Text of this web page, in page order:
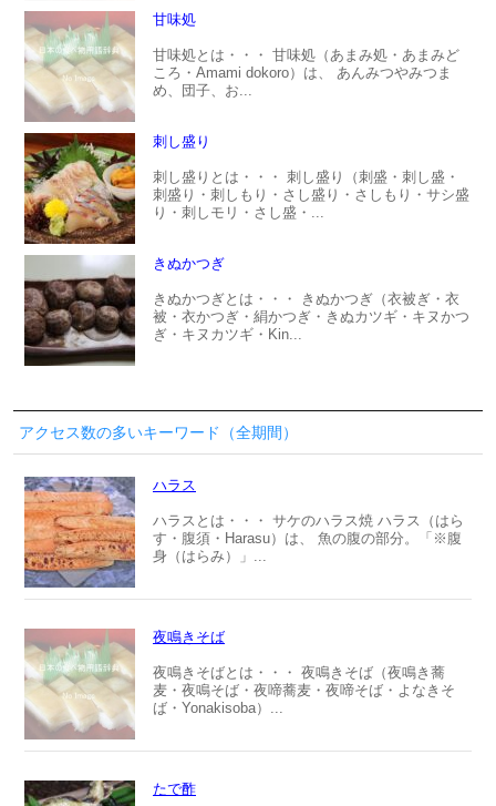
甘味処
甘味処とは・・・ 甘味処（あまみ処・あまみど
ころ・Amami dokoro）は、 あんみつやみつま
め、団子、お...
刺し盛り
刺し盛りとは・・・ 刺し盛り（刺盛・刺し盛・
刺盛り・刺しもり・さし盛り・さしもり・サシ盛
り・刺しモリ・さし盛・...
きぬかつぎ
きぬかつぎとは・・・ きぬかつぎ（衣被ぎ・衣
被・衣かつぎ・絹かつぎ・きぬカツギ・キヌかつ
ぎ・キヌカツギ・Kin...
アクセス数の多いキーワード（全期間）
ハラス
ハラスとは・・・ サケのハラス焼 ハラス（はら
す・腹須・Harasu）は、 魚の腹の部分。「※腹
身（はらみ）」...
夜鳴きそば
夜鳴きそばとは・・・ 夜鳴きそば（夜鳴き蕎
麦・夜鳴そば・夜啼蕎麦・夜啼そば・よなきそ
ば・Yonakisoba）...
たで酢